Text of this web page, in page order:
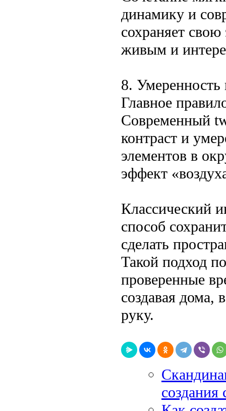
динамику и
сохраняет свою
живым и
8. Умеренность
Главное
Современный
контраст и
элементов в
эффект
Классический
способ
сделать
Такой подход
проверенные
создавая дома,
руку.